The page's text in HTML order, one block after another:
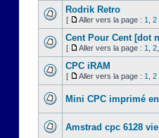
Rodrik Retro
[ Aller vers la page : 1 2
Cent Pour Cent [dot
[ Aller vers la page : 1 2
CPC iRAM
[ Aller vers la page : 1 2
Mini CPC imprimé
Amstrad cpc 6128